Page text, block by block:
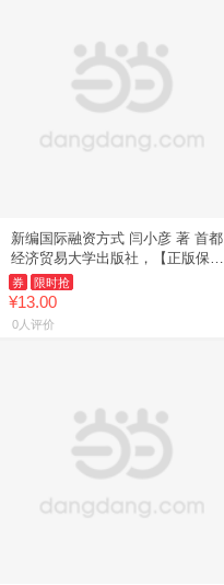
新编国际融资方式 闫小彦 著 首都
经济贸易大学出版社，【正版保
证】
券 限时抢
¥13.00
0人评价